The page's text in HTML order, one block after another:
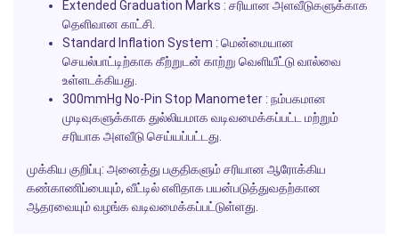
Extended Graduation Marks : சரியான அளவீடுகளுக்காக
தெளிவான காட்சி.
Standard Inflation System : மென்மையான
செயல்பாட்டிற்காக கீற்றுடன் காற்று வெளியீட்டு வால்வை
உள்ளடக்கியது.
300mmHg No-Pin Stop Manometer: நம்பகமான
முடிவுகளுக்காக துல்லியமாக வடிவமைக்கப்பட்ட மற்றும்
சரியாக அளவீடு செய்யப்பட்டது.
முக்கிய குறிப்பு: அனைத்து பகுதிகளும் சரியான ஆரோக்கிய
கண்காணிப்பையும், வீட்டில் எளிதாக பயன்படுத்துவதற்கான
ஆதரவையும் வழங்க வடிவமைக்கப்பட்டுள்ளது.